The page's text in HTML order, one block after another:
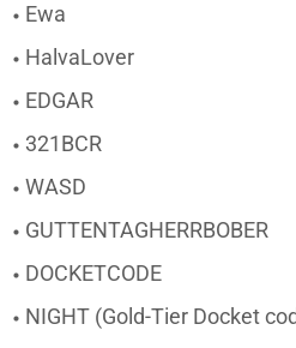
Ewa
HalvaLover
EDGAR
321BCR
WASD
GUTTENTAGHERRBOBER
DOCKETCODE
NIGHT (Gold-Tier Docket